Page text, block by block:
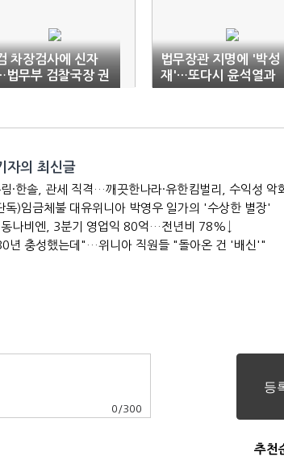
차장검사에 신자
법무부 검찰국장 권
법무장관 지명에 '박성
재'…또다시 윤석열과
인연
자의 최신글
·한솔, 관세 직격…깨끗한나라·유한킴벌리, 수익성 악
독)임금체불 대유위니아 박영우 일가의 '수상한 별장'
동나비엔, 3분기 영업익 80억…전년비 78%↓
년 충성했는데"…위니아 직원들 "돌아온 건 '배신'"
0 /300
추천